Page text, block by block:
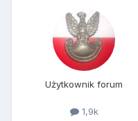
Użytkownik forum
1,9k